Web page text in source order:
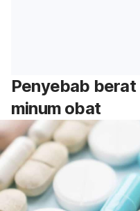
Penyebab berat
minum obat